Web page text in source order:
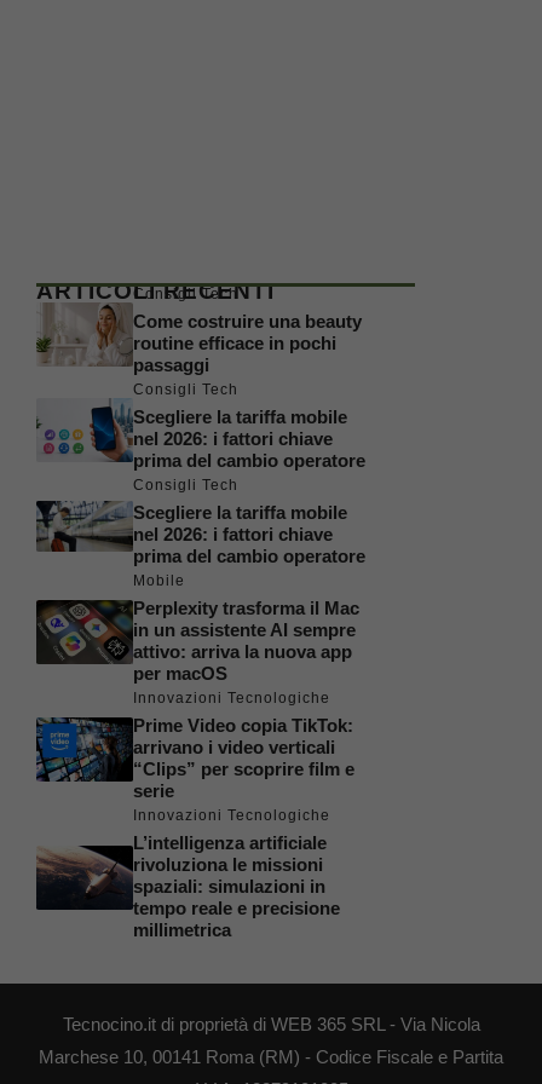
ARTICOLI RECENTI
Consigli Tech
Come costruire una beauty
routine efficace in pochi
passaggi
Consigli Tech
Scegliere la tariffa mobile
nel 2026: i fattori chiave
prima del cambio operatore
Consigli Tech
Scegliere la tariffa mobile
nel 2026: i fattori chiave
prima del cambio operatore
Mobile
Perplexity trasforma il Mac
in un assistente AI sempre
attivo: arriva la nuova app
per macOS
Innovazioni Tecnologiche
Prime Video copia TikTok:
arrivano i video verticali
“Clips” per scoprire film e
serie
Innovazioni Tecnologiche
L’intelligenza artificiale
rivoluziona le missioni
spaziali: simulazioni in
tempo reale e precisione
millimetrica
Tecnocino.it di proprietà di WEB 365 SRL - Via Nicola
Marchese 10, 00141 Roma (RM) - Codice Fiscale e Partita